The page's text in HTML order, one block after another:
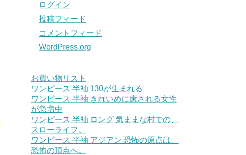
ログイン
投稿フィード
コメントフィード
WordPress.org
お買い物リスト
ワンピース 半袖 130が生まれる
ワンピース 半袖 きれいめに癒される女性
が急増中
ワンピース 半袖 ロング 気ままな村での、
スローライフ。
ワンピース 半袖 アジアン 恐怖の原点は、
恐怖の頂点へ。